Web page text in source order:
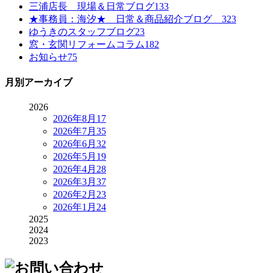
三浦店長 現場＆日常ブログ133
★事務員：海汐★ 日常＆商品紹介ブログ 323
ゆうきのスタッフブログ23
窓・玄関リフォームコラム182
お知らせ75
月別アーカイブ
2026
2026年8月 17
2026年7月 35
2026年6月 32
2026年5月 19
2026年4月 28
2026年3月 37
2026年2月 23
2026年1月 24
2025
2024
2023